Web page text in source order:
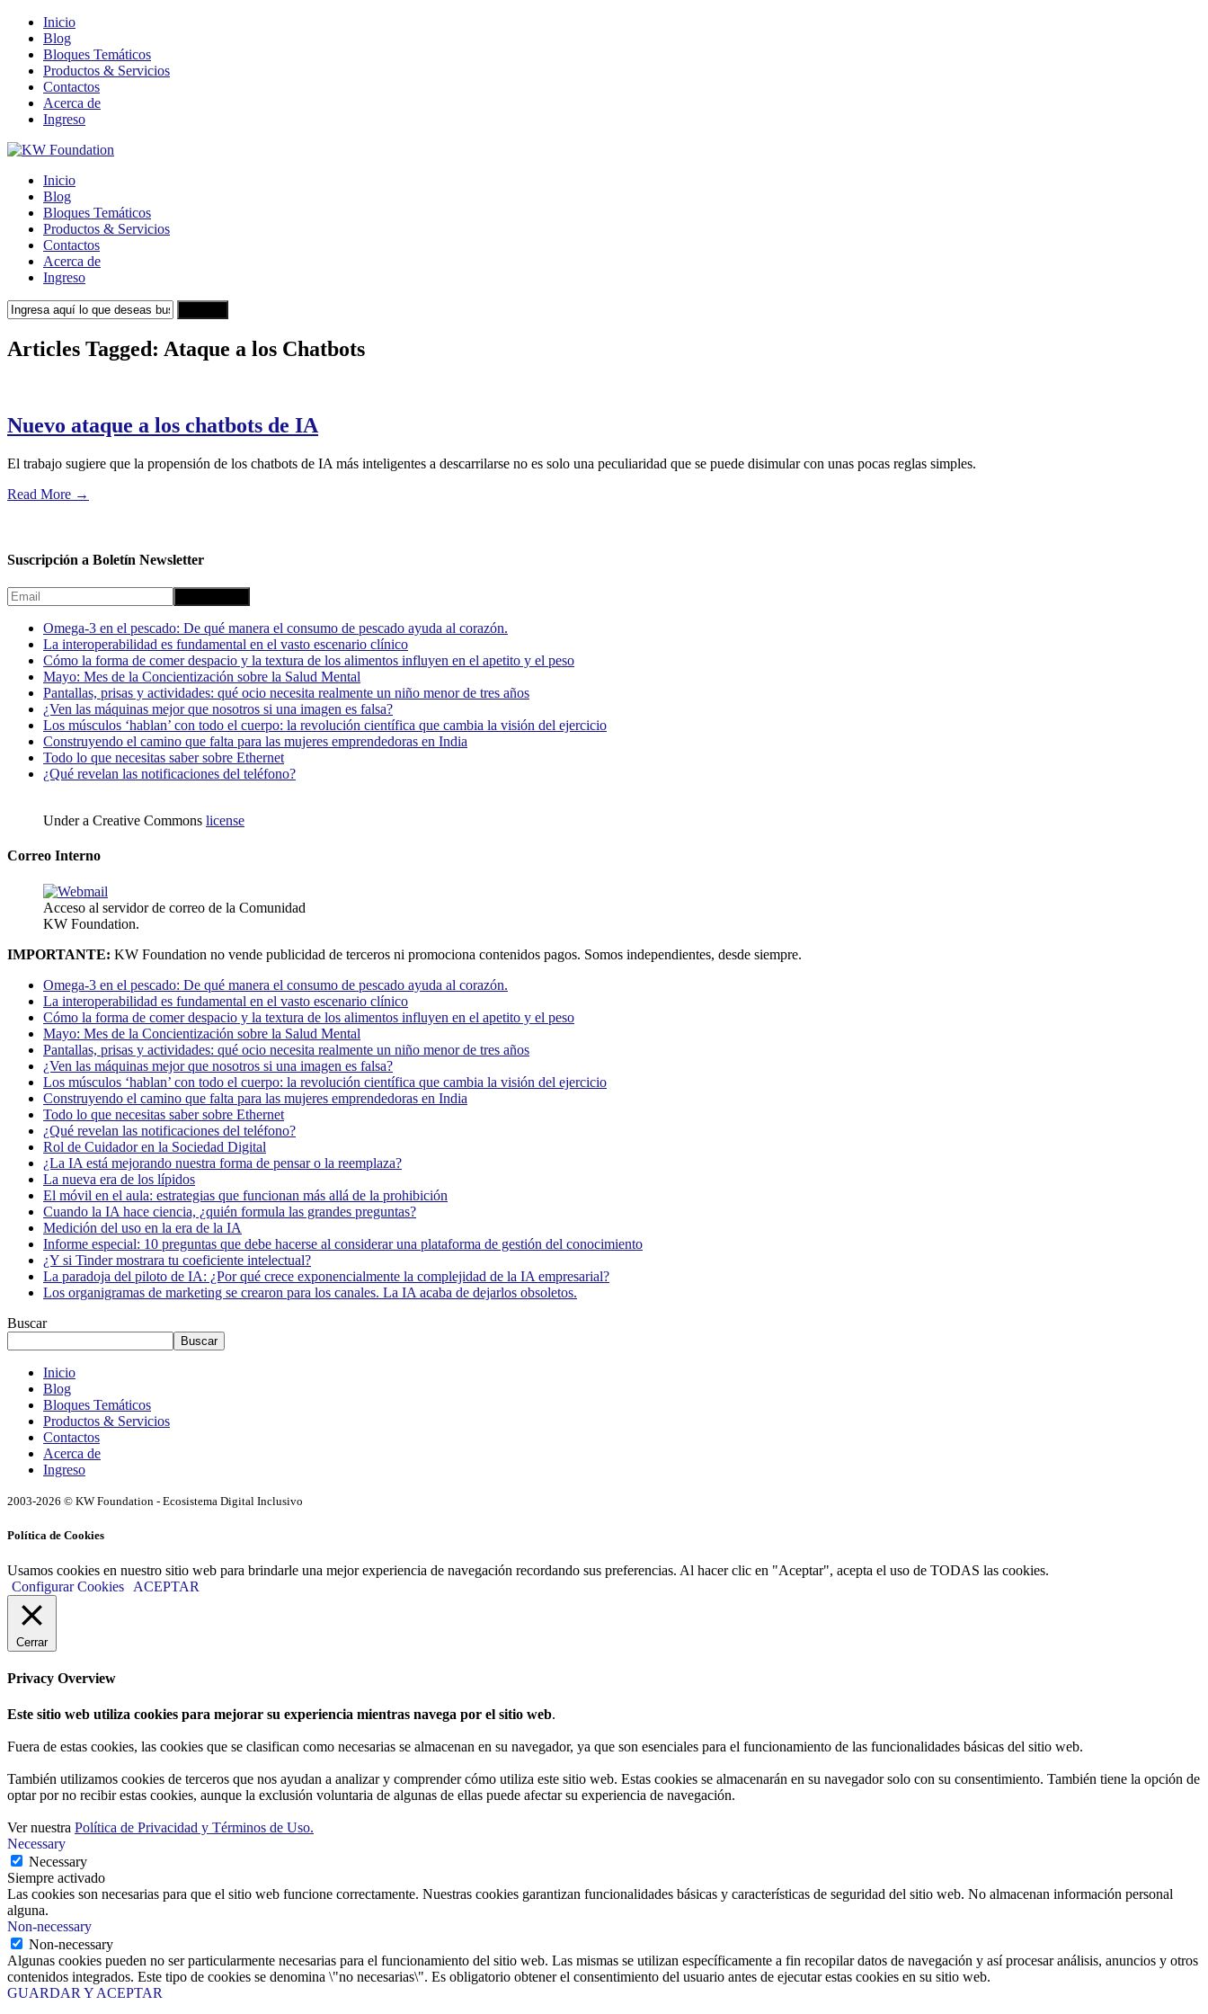
Inicio
Blog
Bloques Temáticos
Productos & Servicios
Contactos
Acerca de
Ingreso
Inicio
Blog
Bloques Temáticos
Productos & Servicios
Contactos
Acerca de
Ingreso
Articles Tagged: Ataque a los Chatbots
Nuevo ataque a los chatbots de IA
El trabajo sugiere que la propensión de los chatbots de IA más inteligentes a descarrilarse no es solo una peculiaridad que se puede disimular con unas pocas reglas simples.
Read More →
Suscripción a Boletín Newsletter
Omega-3 en el pescado: De qué manera el consumo de pescado ayuda al corazón.
La interoperabilidad es fundamental en el vasto escenario clínico
Cómo la forma de comer despacio y la textura de los alimentos influyen en el apetito y el peso
Mayo: Mes de la Concientización sobre la Salud Mental
Pantallas, prisas y actividades: qué ocio necesita realmente un niño menor de tres años
¿Ven las máquinas mejor que nosotros si una imagen es falsa?
Los músculos ‘hablan’ con todo el cuerpo: la revolución científica que cambia la visión del ejercicio
Construyendo el camino que falta para las mujeres emprendedoras en India
Todo lo que necesitas saber sobre Ethernet
¿Qué revelan las notificaciones del teléfono?
Under a Creative Commons license
Correo Interno
Acceso al servidor de correo de la Comunidad
KW Foundation.
IMPORTANTE: KW Foundation no vende publicidad de terceros ni promociona contenidos pagos. Somos independientes, desde siempre.
Omega-3 en el pescado: De qué manera el consumo de pescado ayuda al corazón.
La interoperabilidad es fundamental en el vasto escenario clínico
Cómo la forma de comer despacio y la textura de los alimentos influyen en el apetito y el peso
Mayo: Mes de la Concientización sobre la Salud Mental
Pantallas, prisas y actividades: qué ocio necesita realmente un niño menor de tres años
¿Ven las máquinas mejor que nosotros si una imagen es falsa?
Los músculos ‘hablan’ con todo el cuerpo: la revolución científica que cambia la visión del ejercicio
Construyendo el camino que falta para las mujeres emprendedoras en India
Todo lo que necesitas saber sobre Ethernet
¿Qué revelan las notificaciones del teléfono?
Rol de Cuidador en la Sociedad Digital
¿La IA está mejorando nuestra forma de pensar o la reemplaza?
La nueva era de los lípidos
El móvil en el aula: estrategias que funcionan más allá de la prohibición
Cuando la IA hace ciencia, ¿quién formula las grandes preguntas?
Medición del uso en la era de la IA
Informe especial: 10 preguntas que debe hacerse al considerar una plataforma de gestión del conocimiento
¿Y si Tinder mostrara tu coeficiente intelectual?
La paradoja del piloto de IA: ¿Por qué crece exponencialmente la complejidad de la IA empresarial?
Los organigramas de marketing se crearon para los canales. La IA acaba de dejarlos obsoletos.
Buscar
Buscar
Inicio
Blog
Bloques Temáticos
Productos & Servicios
Contactos
Acerca de
Ingreso
2003-2026 © KW Foundation - Ecosistema Digital Inclusivo
Política de Cookies
Usamos cookies en nuestro sitio web para brindarle una mejor experiencia de navegación recordando sus preferencias. Al hacer clic en "Aceptar", acepta el uso de TODAS las cookies.
Configurar Cookies
ACEPTAR
Cerrar
Privacy Overview
Este sitio web utiliza cookies para mejorar su experiencia mientras navega por el sitio web.
Fuera de estas cookies, las cookies que se clasifican como necesarias se almacenan en su navegador, ya que son esenciales para el funcionamiento de las funcionalidades básicas del sitio web.
También utilizamos cookies de terceros que nos ayudan a analizar y comprender cómo utiliza este sitio web. Estas cookies se almacenarán en su navegador solo con su consentimiento. También tiene la opción de
optar por no recibir estas cookies, aunque la exclusión voluntaria de algunas de ellas puede afectar su experiencia de navegación.
Ver nuestra Política de Privacidad y Términos de Uso.
Necessary
Necessary
Siempre activado
Las cookies son necesarias para que el sitio web funcione correctamente. Nuestras cookies garantizan funcionalidades básicas y características de seguridad del sitio web. No almacenan información personal
alguna.
Non-necessary
Non-necessary
Algunas cookies pueden no ser particularmente necesarias para el funcionamiento del sitio web. Las mismas se utilizan específicamente a fin recopilar datos de navegación y así procesar análisis, anuncios y otros
contenidos integrados. Este tipo de cookies se denomina \"no necesarias\". Es obligatorio obtener el consentimiento del usuario antes de ejecutar estas cookies en su sitio web.
GUARDAR Y ACEPTAR